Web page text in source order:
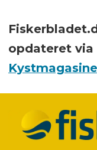
opdateret via